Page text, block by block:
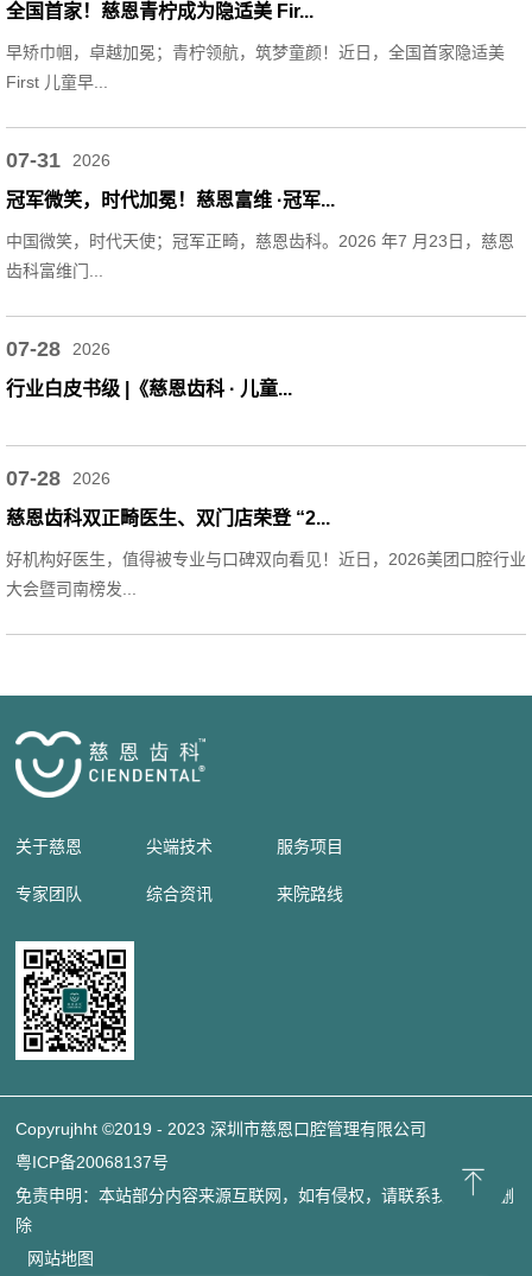
全国首家！慈恩青柠成为隐适美 Fir...
早矫巾帼，卓越加冕；青柠领航，筑梦童颜！近日，全国首家隐适美
First 儿童早...
07-31 2026
冠军微笑，时代加冕！慈恩富维 ·冠军...
中国微笑，时代天使；冠军正畸，慈恩齿科。2026 年7 月23日，慈恩
齿科富维门...
07-28 2026
行业白皮书级 |《慈恩齿科 · 儿童...
07-28 2026
慈恩齿科双正畸医生、双门店荣登 “2...
好机构好医生，值得被专业与口碑双向看见！近日，2026美团口腔行业
大会暨司南榜发...
关于慈恩 尖端技术 服务项目
专家团队 综合资讯 来院路线
Copyrujhht ©2019 - 2023 深圳市慈恩口腔管理有限公司
粤ICP备20068137号
免责申明：本站部分内容来源互联网，如有侵权，请联系我们立即删
除
网站地图